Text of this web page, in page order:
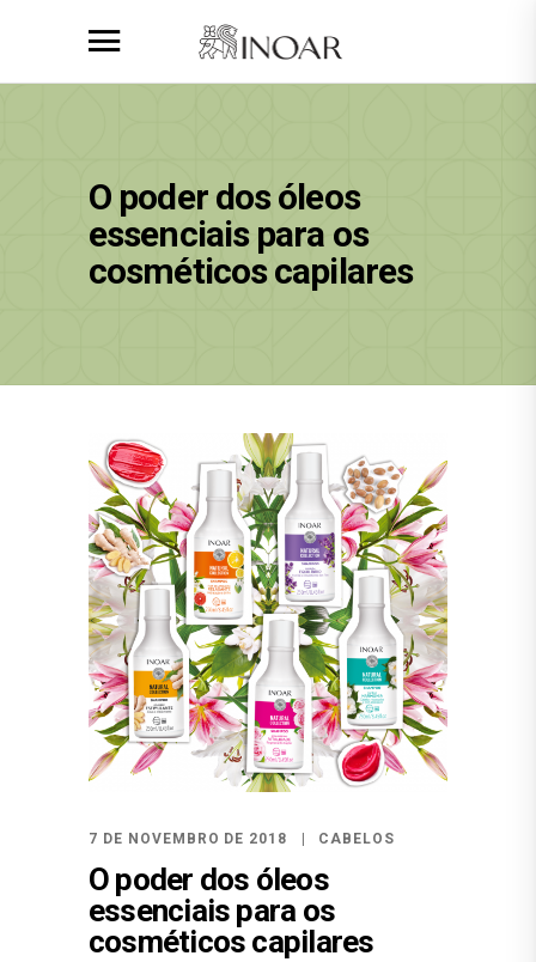
O poder dos óleos
essenciais para os
cosméticos capilares
7 DE NOVEMBRO DE 2018 CABELOS
O poder dos óleos
essenciais para os
cosméticos capilares